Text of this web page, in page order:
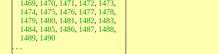
1469, 1470, 1471 , 1472, 1473,
1474, 1475, 1476, 1477, 1478,
1479, 1480, 1481 , 1482, 1483,
1484, 1485, 1486, 1487, 1488,
1489, 1490
. . .